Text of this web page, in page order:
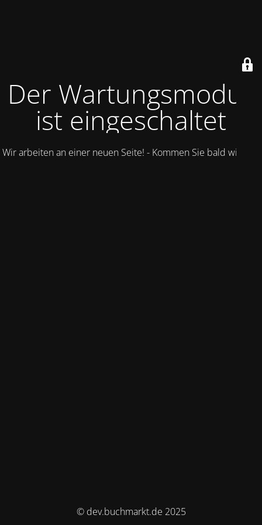
Der Wartungsmodus
ist eingeschaltet
Wir arbeiten an einer neuen Seite! - Kommen Sie bald wieder.
© dev.buchmarkt.de 2025